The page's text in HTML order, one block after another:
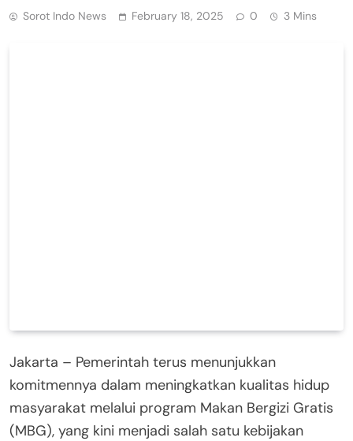
Sorot Indo News February 18, 2025 0 3 Mins
Jakarta – Pemerintah terus menunjukkan
komitmennya dalam meningkatkan kualitas hidup
masyarakat melalui program Makan Bergizi Gratis
(MBG), yang kini menjadi salah satu kebijakan